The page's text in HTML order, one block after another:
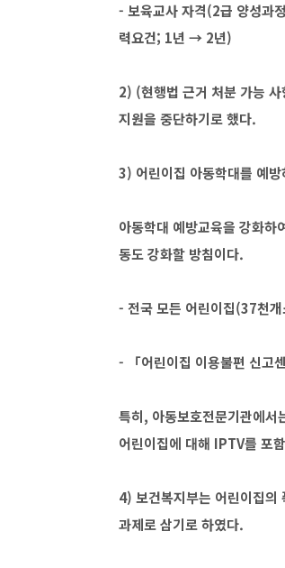
- 보육교사 자격(2급 양성과
력요건; 1년 → 2년)
2) (현행법 근거 처분 가능
지원을 중단하기로 했다.
3) 어린이집 아동학대를 예
아동학대 예방교육을 강화하
동도 강화할 방침이다.
- 전국 모든 어린이집(37천
- 「어린이집 이용불편 신고
특히, 아동보호전문기관에
어린이집에 대해 IPTV를 포
4) 보건복지부는 어린이집의
과제로 삼기로 하였다.